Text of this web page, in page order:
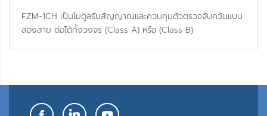
FZM-1CH เป็นโมดูลรับสัญญาณและควบคุมตัวตรวจจับควันแบบ
สองสาย ต่อได้ทั้งวงจร (Class A) หรือ (Class B)